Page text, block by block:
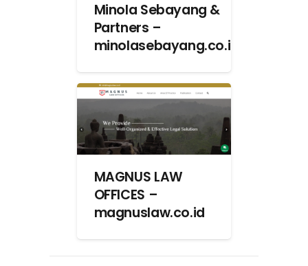
Minola Sebayang &
Partners –
minolasebayang.co.id
MAGNUS LAW
OFFICES –
magnuslaw.co.id